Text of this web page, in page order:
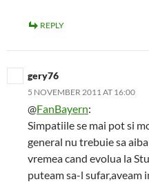
REPLY
gery76
5 NOVEMBER 2011 AT 16:00
@FanBayern:
Simpatiile se mai pot si
general nu trebuie sa
vremea cand evolua la
puteam sa-l sufar,aveam